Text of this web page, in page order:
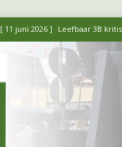
[ 11 juni 2026 ] Leefbaar 3B
[ 20 mei 2026 ] Leefbaar 3B
luchtalarm niet af! FRACTIE
[ 14 mei 2026 ] Update over